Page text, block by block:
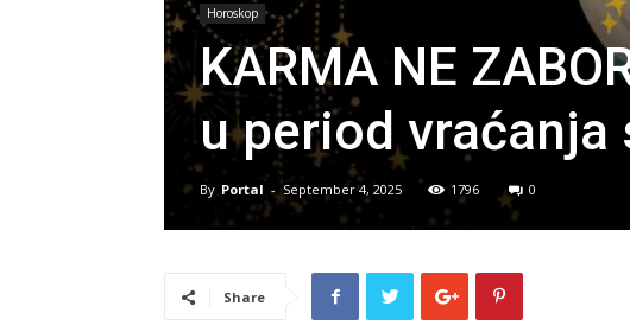
Horoskop
KARMA NE
u period
By Portal - September 4, 2025 1796 0
Share